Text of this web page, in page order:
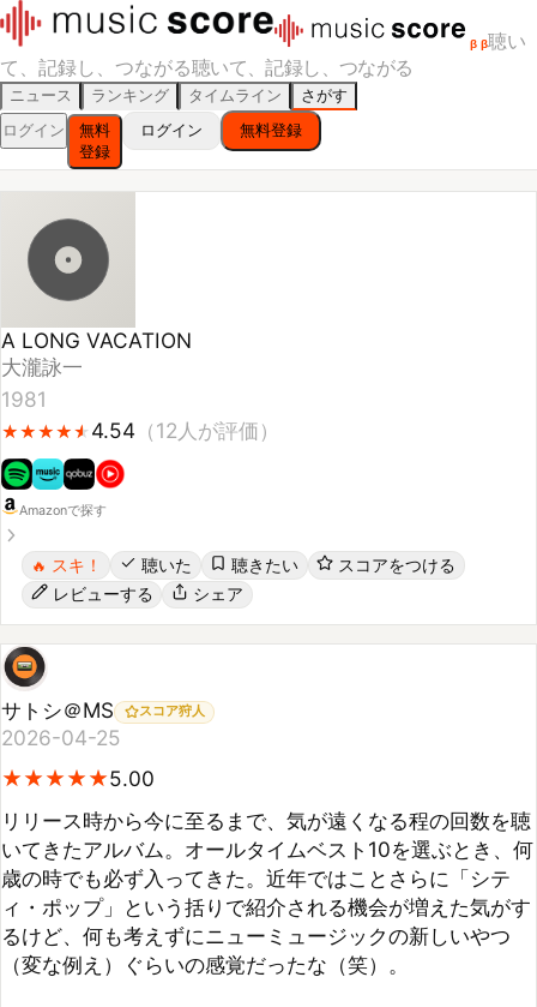
β β聴い
て、記録し、つながる聴いて、記録し、つながる
ニュース ランキング タイムライン
さがす
ログイン
無料
登録
ログイン 無料登録
大瀧詠一
1981
★
★★
★★
★
Amazonで探す
スキ！
レビューする シェア
サトシ＠MS
2026-04-25
★
★ ★
★ ★
★ ★
★★
★5.00
いてきたアルバム。オールタイムベスト10を選ぶとき、何
歳の時でも必ず入ってきた。近年ではことさらに「シテ
ィ・ポップ」という括りで紹介される機会が増えた気がす
るけど、何も考えずにニューミュージックの新しいやつ
（変な例え）ぐらいの感覚だったな（笑）。
自分の人生の中には後にも先にも絶対に存在しないであろ
う、オシャレなシチュエーション満載の、ドリーミーなリ